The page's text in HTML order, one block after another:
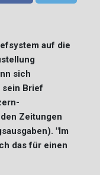
auf die
sich
sein Brief
Zeitungen
"Im
das für einen